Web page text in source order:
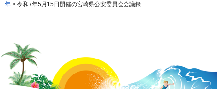
年 > 令和7年5月15日開催の宮崎県公安委員会会議録